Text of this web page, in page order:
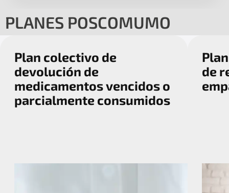
PLANES POSCOMUMO
Plan colectivo de
devolución de
medicamentos vencidos o
parcialmente consumidos
de